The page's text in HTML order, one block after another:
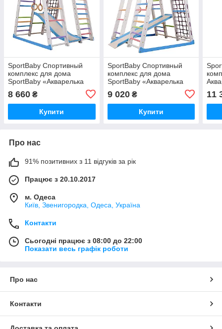
SportBaby Спортивный
комплекс для дома
SportBaby «Акварелька
8 660 ₴
Купити
SportBaby Спортивный
комплекс для дома
SportBaby «Акварелька
9 020₴
Купити
11
Про нас
91% позитивних з 11 відгуків за рік
Працює з 20.10.2017
м. Одеса
Київ, Звенигородка, Одеса, Україна
Контакти
Сьогодні працює з 08:00 до 22:00
Показати весь графік роботи
Про нас
Контакти